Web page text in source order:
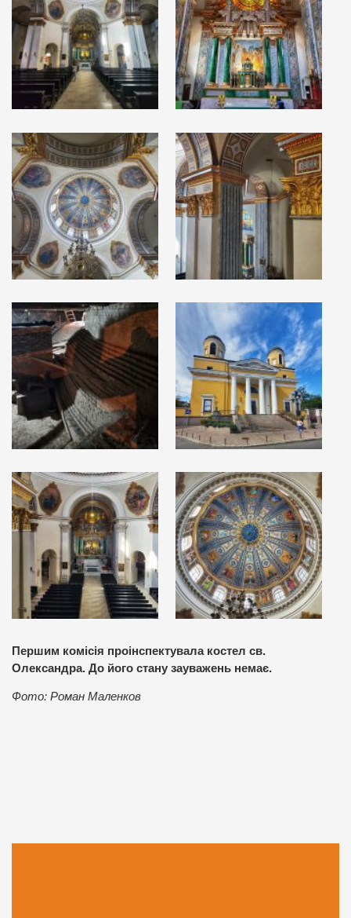
Першим комісія проінспектувала костел св.
Олександра. До його стану зауважень немає.
Фото: Роман Маленков